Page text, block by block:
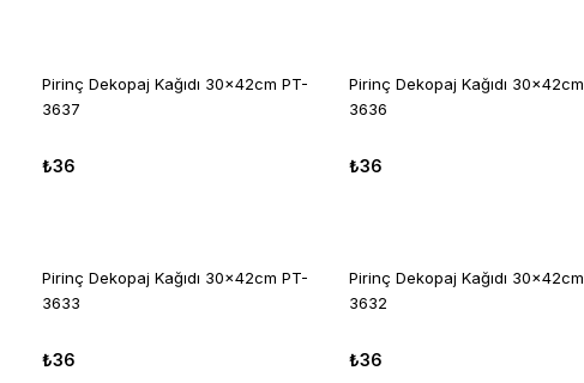
Pirinç Dekopaj Kağıdı 30x42cm PT-
3637
₺36
Pirinç Dekopaj Kağıdı
3636
₺36
Pirinç Dekopaj Kağıdı 30x42cm PT-
3633
₺36
Pirinç Dekopaj Kağıdı
3632
₺36